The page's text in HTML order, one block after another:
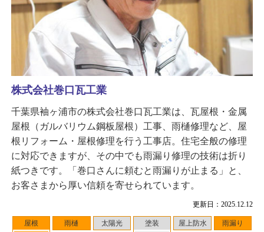
更新日：2025.12.12
屋根
雨樋 太陽光
塗装
屋上防水 雨漏り
株式会社巻口瓦工業
千葉県袖ヶ浦市の株式会社巻口瓦工業は、瓦屋根・金属
屋根（ガルバリウム鋼板屋根）工事、雨樋修理など、屋
根リフォーム・屋根修理を行う工事店。住宅全般の修理
に対応できますが、その中でも雨漏り修理の技術は折り
紙つきです。「巻口さんに頼むと雨漏りが止まる」と、
お客さまから厚い信頼を寄せられています。